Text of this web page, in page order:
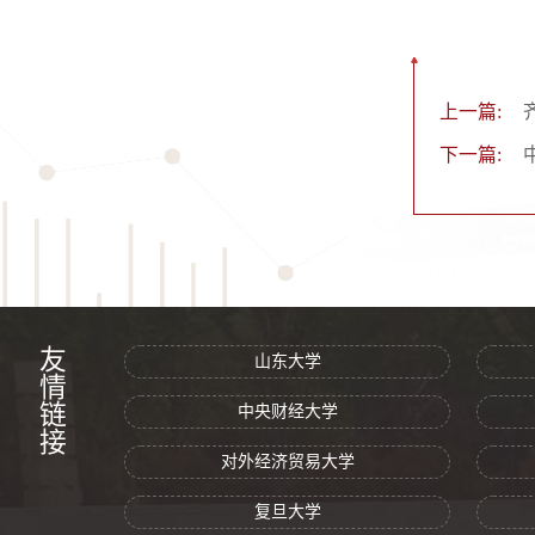
上一篇:
下一篇:
友情链接 山东大学
中央财经大学
对外经济贸易大学
复旦大学